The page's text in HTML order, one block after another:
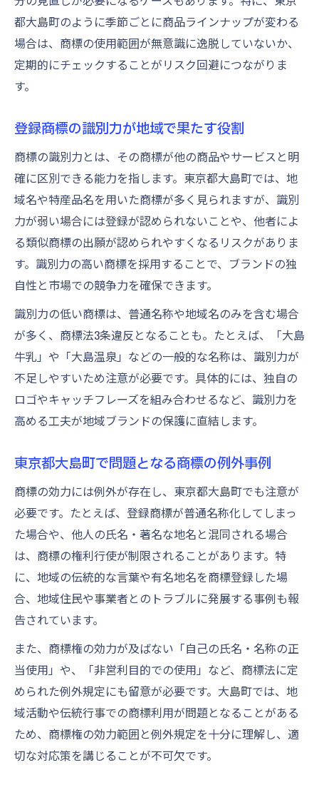
都大島町のように季節ごとに商品ラインナップが変わる
場合は、商標の使用範囲が無意識に逸脱していないか、
定期的にチェックすることがリスク回避につながりま
す。
登録商標の識別力が地域で果たす役割
商標の識別力とは、その商標が他の商品やサービスと明
確に区別できる能力を指します。東京都大島町では、地
域名や特産品名を用いた商標が多く見られますが、識別
力が弱い場合には登録が認められないことや、他者によ
る類似商標の出願が認められやすくなるリスクがありま
す。識別力の高い商標を採用することで、ブランドの独
自性と市場での競争力を確保できます。
識別力の低い商標は、普通名称や地域名のみを含む場合
が多く、商標法3条違反となることも。たとえば、「大島
牛乳」や「大島温泉」などの一般的な名称は、識別力が
不足しやすいため注意が必要です。具体的には、独自の
ロゴやキャッチフレーズを組み合わせるなど、識別力を
高める工夫が地域ブランドの保護に直結します。
東京都大島町で問題となる商標の例外事例
商標の効力には例外が存在し、東京都大島町でも注意が
必要です。たとえば、登録商標が普通名称化してしまっ
た場合や、他人の氏名・著名な地名と混同される場合
は、商標の権利行使が制限されることがあります。特
に、地域の伝統的な言葉や有名地名を商標登録した場
合、地域住民や事業者とのトラブルに発展する事例も報
告されています。
また、商標権の効力が及ばない「自己の氏名・名称の正
当使用」や、「非営利目的での使用」など、商標法に定
められた例外規定にも留意が必要です。大島町では、地
域活動や伝統行事での商標利用が問題となることがある
ため、商標権の効力範囲と例外規定を十分に理解し、適
切な対応策を講じることが不可欠です。